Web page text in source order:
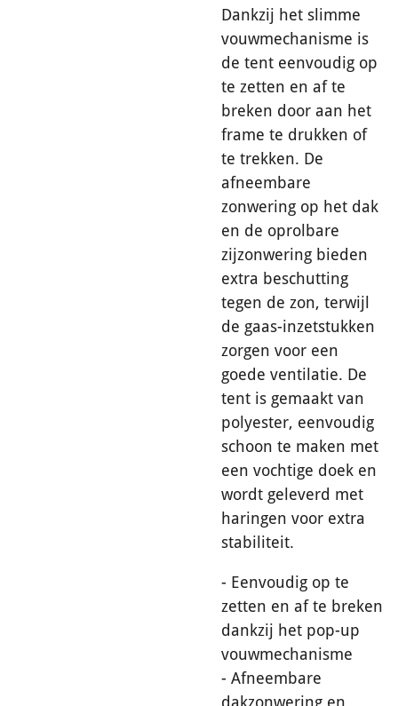
Dankzij het slimme
vouwmechanisme is
de tent eenvoudig op
te zetten en af te
breken door aan het
frame te drukken of
te trekken. De
afneembare
zonwering op het dak
en de oprolbare
zijzonwering bieden
extra beschutting
tegen de zon, terwijl
de gaas-inzetstukken
zorgen voor een
goede ventilatie. De
tent is gemaakt van
polyester, eenvoudig
schoon te maken met
een vochtige doek en
wordt geleverd met
haringen voor extra
stabiliteit.
- Eenvoudig op te
zetten en af te breken
dankzij het pop-up
vouwmechanisme
- Afneembare
dakzonwering en